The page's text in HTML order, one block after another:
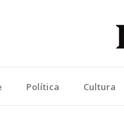
Política Cultura